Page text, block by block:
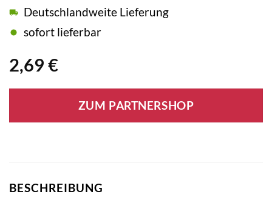
2,69 €
Deutschlandweite Lieferung
sofort lieferbar
ZUM PARTNERSHOP
BESCHREIBUNG